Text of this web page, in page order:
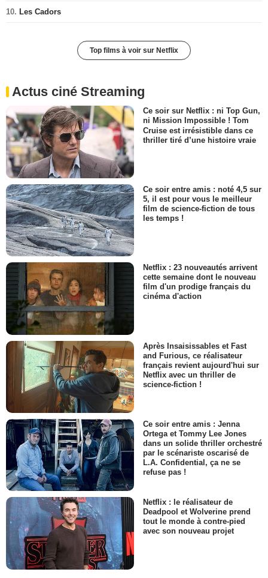
10. Les Cadors
Top films à voir sur Netflix
Actus ciné Streaming
Ce soir sur Netflix : ni Top Gun,
ni Mission Impossible ! Tom
Cruise est irrésistible dans ce
thriller tiré d’une histoire vraie
Ce soir entre amis : noté 4,5 sur
5, il est pour vous le meilleur
film de science-fiction de tous
les temps !
Netflix : 23 nouveautés arrivent
cette semaine dont le nouveau
film d'un prodige français du
cinéma d'action
Après Insaisissables et Fast
and Furious, ce réalisateur
français revient aujourd'hui sur
Netflix avec un thriller de
science-fiction !
Ce soir entre amis : Jenna
Ortega et Tommy Lee Jones
dans un solide thriller orchestré
par le scénariste oscarisé de
L.A. Confidential, ça ne se
refuse pas !
Netflix : le réalisateur de
Deadpool et Wolverine prend
tout le monde à contre-pied
avec son nouveau projet